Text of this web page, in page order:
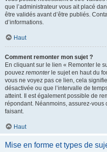
que l’administrateur vous ait placé
être validés avant d’être publiés.
d’informations.
Haut
Comment remonter mon sujet ?
En cliquant sur le lien « Remonter le
pouvez remonterle sujet en haut du
vous ne voyez pas ce lien, cela
désactivée ou que l’intervalle de
atteint. Il est également possible de
répondant. Néanmoins, assurez-vous
faisant.
Haut
Mise en forme et types de